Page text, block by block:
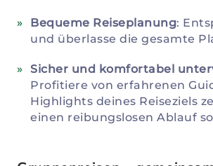
Bequeme Reiseplanung:
und überlasse die gesamte
Sicher und komfortabel
Profitiere von erfahrenen
Highlights deines Reiseziels
einen reibungslosen Ablauf